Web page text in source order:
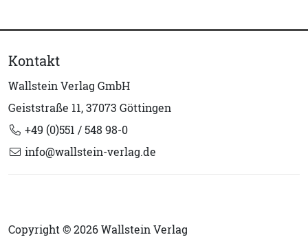
Kontakt
Wallstein Verlag GmbH
Geiststraße 11, 37073 Göttingen
+49 (0)551 / 548 98-0
info@wallstein-verlag.de
Copyright © 2026 Wallstein Verlag